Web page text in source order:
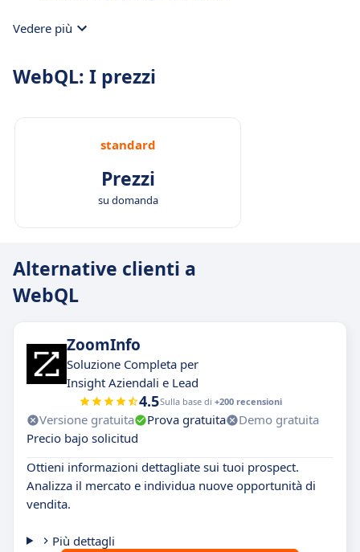
Vedere più
WebQL: I prezzi
standard
Prezzi
su domanda
Alternative clienti a
WebQL
ZoomInfo
Soluzione Completa per
Insight Aziendali e Lead
4.5Sulla base di +200 recensioni
Versione gratuita Prova gratuita
Demo gratuita
Precio bajo solicitud
Ottieni informazioni dettagliate sui tuoi prospect.
Analizza il mercato e individua nuove opportunità di
vendita.
Più dettagli